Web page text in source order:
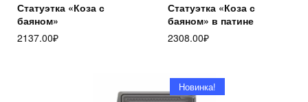
Статуэтка «Коза с
баяном»
2137.00₽
Статуэтка «Коза с
баяном» в патине
2308.00₽
Новинка!